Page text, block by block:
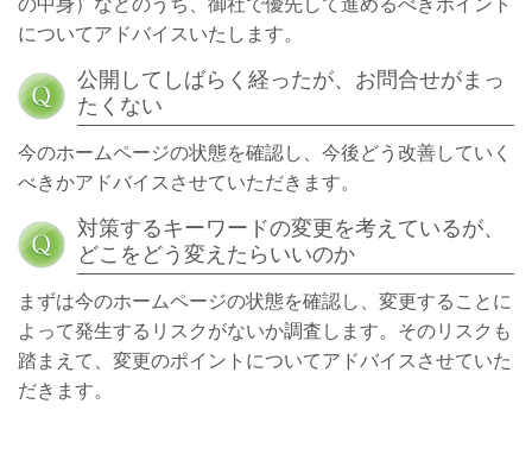
の中身）などのうち、御社で優先して進めるべきポイント
についてアドバイスいたします。
公開してしばらく経ったが、お問合せがまっ
たくない
今のホームページの状態を確認し、今後どう改善していく
べきかアドバイスさせていただきます。
対策するキーワードの変更を考えているが、
どこをどう変えたらいいのか
まずは今のホームページの状態を確認し、変更することに
よって発生するリスクがないか調査します。そのリスクも
踏まえて、変更のポイントについてアドバイスさせていた
だきます。